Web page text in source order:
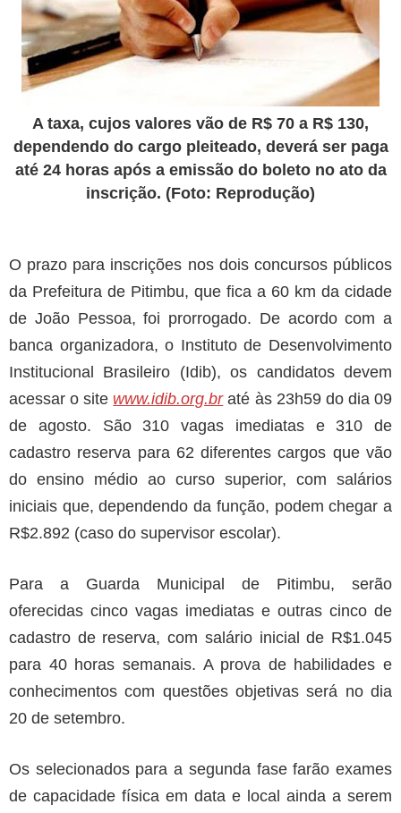
A taxa, cujos valores vão de R$ 70 a R$ 130,
dependendo do cargo pleiteado, deverá ser paga
até 24 horas após a emissão do boleto no ato da
inscrição. (Foto: Reprodução)
O prazo para inscrições nos dois concursos públicos
da Prefeitura de Pitimbu, que fica a 60 km da cidade
de João Pessoa, foi prorrogado. De acordo com a
banca organizadora, o Instituto de Desenvolvimento
Institucional Brasileiro (Idib), os candidatos devem
acessar o site www.idib.org.braté às 23h59 do dia 09
de agosto. São 310 vagas imediatas e 310 de
cadastro reserva para 62 diferentes cargos que vão
do ensino médio ao curso superior, com salários
iniciais que, dependendo da função, podem chegar a
R$2.892 (caso do supervisor escolar).
Para a Guarda Municipal de Pitimbu, serão
oferecidas cinco vagas imediatas e outras cinco de
cadastro de reserva, com salário inicial de R$1.045
para 40 horas semanais. A prova de habilidades e
conhecimentos com questões objetivas será no dia
20 de setembro.
Os selecionados para a segunda fase farão exames
de capacidade física em data e local ainda a serem